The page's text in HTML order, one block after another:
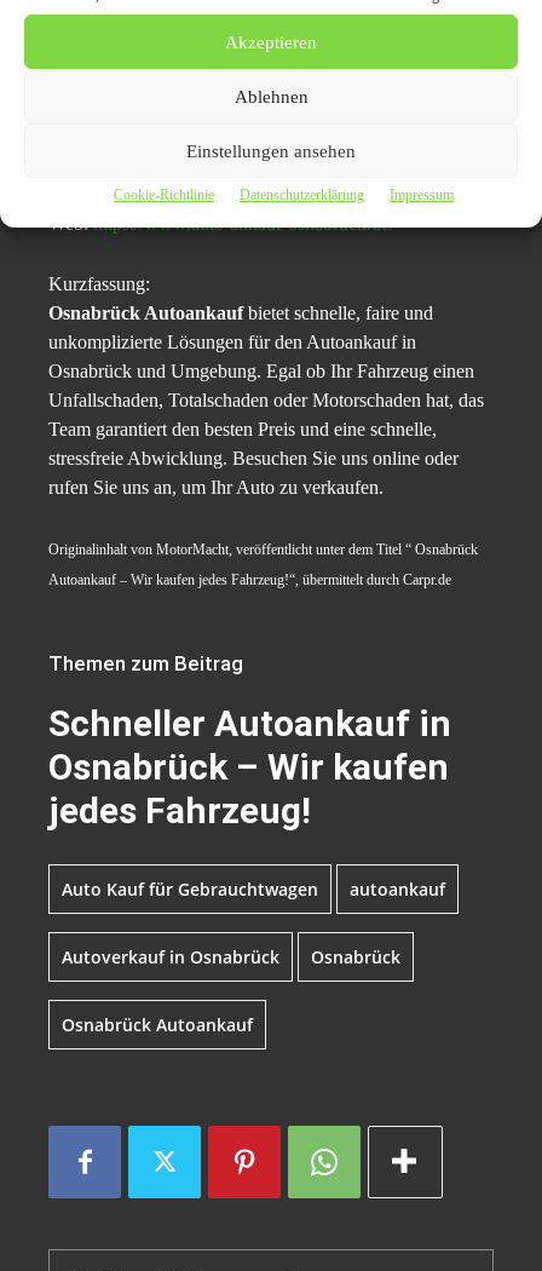
Akzeptieren
Ablehnen
Einstellungen ansehen
Cookie-Richtlinie Datenschutzerklärung Impressum
Kontakt:
Osnabrück Autoankauf
Hunteburger Weg 34
E-Mail: info@auto-ankauf-osnabrück.de
Web:https://www.auto-ankauf-osnabrück.de/
Kurzfassung:
Osnabrück Autoankaufbietet schnelle, faire und
unkomplizierte Lösungen für den Autoankauf in
Osnabrück und Umgebung. Egal ob Ihr Fahrzeug einen
Unfallschaden, Totalschaden oder Motorschaden hat, das
Team garantiert den besten Preis und eine schnelle,
stressfreie Abwicklung. Besuchen Sie uns online oder
rufen Sie uns an, um Ihr Auto zu verkaufen.
Originalinhalt von MotorMacht, veröffentlicht unter dem Titel “ Osnabrück
Autoankauf – Wir kaufen jedes Fahrzeug!“, übermittelt durch Carpr.de
Themen zum Beitrag
Schneller Autoankauf in
Osnabrück – Wir kaufen
jedes Fahrzeug!
Auto Kauf für Gebrauchtwagen autoankauf
Autoverkauf in Osnabrück Osnabrück
Osnabrück Autoankauf